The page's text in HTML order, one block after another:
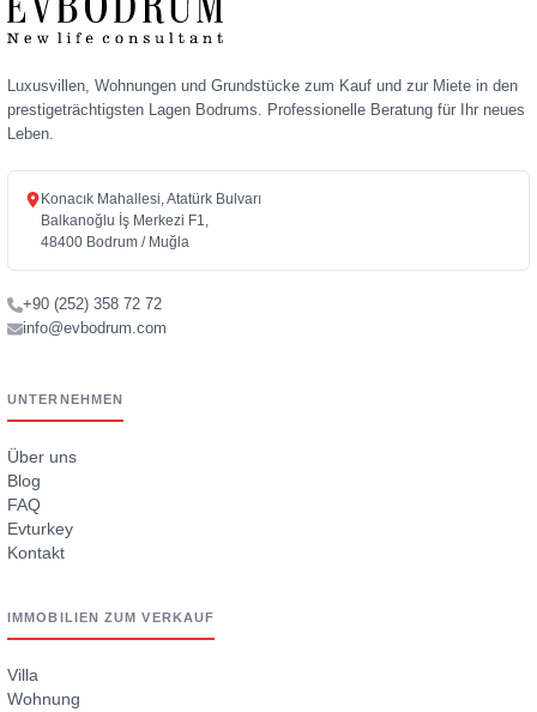
Luxusvillen, Wohnungen und Grundstücke zum Kauf und zur Miete in den
prestigeträchtigsten Lagen Bodrums. Professionelle Beratung für Ihr neues
Leben.
Konacık Mahallesi, Atatürk Bulvarı
Balkanoğlu İş Merkezi F1,
48400 Bodrum / Muğla
+90 (252) 358 72 72
info@evbodrum.com
UNTERNEHMEN
Über uns
Blog
FAQ
Evturkey
Kontakt
IMMOBILIEN ZUM VERKAUF
Villa
Wohnung